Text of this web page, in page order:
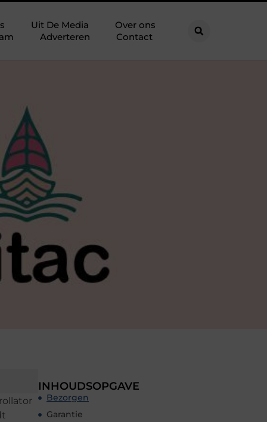
Uit De Media
Over ons
Adverteren Contact
INHOUDSOPGAVE
Bezorgen
Garantie